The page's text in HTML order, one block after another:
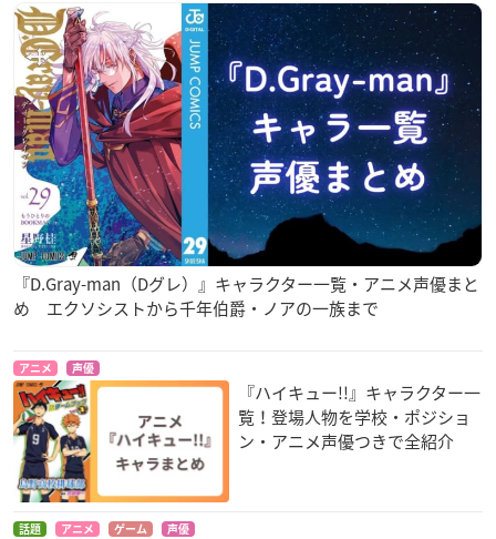
『D.Gray-man（Dグレ）』キャラクター一覧・アニメ声優まと
め エクソシストから千年伯爵・ノアの一族まで
アニメ 声優
『ハイキュー!!』キャラクター一
覧！登場人物を学校・ポジショ
ン・アニメ声優つきで全紹介
話題 アニメ ゲーム 声優